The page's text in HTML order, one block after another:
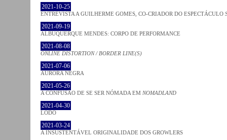
2021-10-25
ENTREVISTA A GUILHERME GOMES, CO-CRIADOR DO ESPECTÁCULO
2021-09-19
ALBUQUERQUE MENDES: CORPO DE PERFORMANCE
2021-08-08
ONLINE DISTORTION / BORDER LINE(S)
2021-07-06
AURORA NEGRA
2021-05-26
A CONFUSÃO DE SE SER NÓMADA EM NOMADLAND
2021-04-30
LODO
2021-03-24
A INSUSTENTÁVEL ORIGINALIDADE DOS GROWLERS